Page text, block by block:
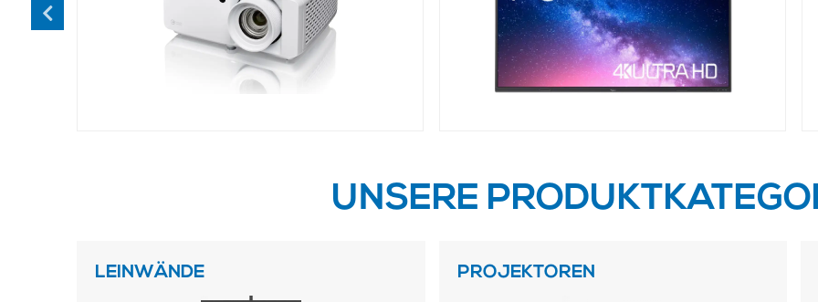
UNSERE
LEINWÄNDE PROJEKTOREN